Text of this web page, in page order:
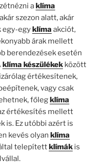
a klíma
szezon alatt, akár
egy-egy klíma akciót,
árak mellett
berendezések esetén
klíma készülékek között
értékesítenek,
vagy csak
főleg klíma
értékesítés mellett
is. Ez utóbbi azért is
kevés olyan klíma
telepített klímákis